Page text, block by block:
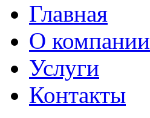
Главная
О компании
Услуги
Контакты